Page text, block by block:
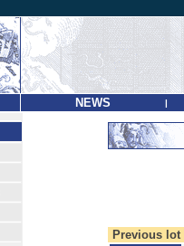
NEWS |
Previous lot